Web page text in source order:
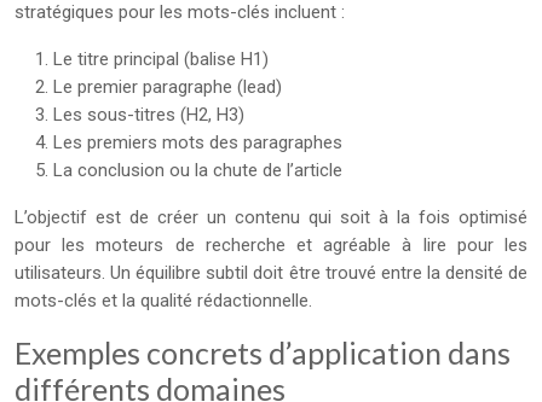
stratégiques pour les mots-clés incluent :
Le titre principal (balise H1)
Le premier paragraphe (lead)
Les sous-titres (H2, H3)
Les premiers mots des paragraphes
La conclusion ou la chute de l’article
L’objectif est de créer un contenu qui soit à la fois optimisé
pour les moteurs de recherche et agréable à lire pour les
utilisateurs. Un équilibre subtil doit être trouvé entre la densité de
mots-clés et la qualité rédactionnelle.
Exemples concrets d’application dans
différents domaines